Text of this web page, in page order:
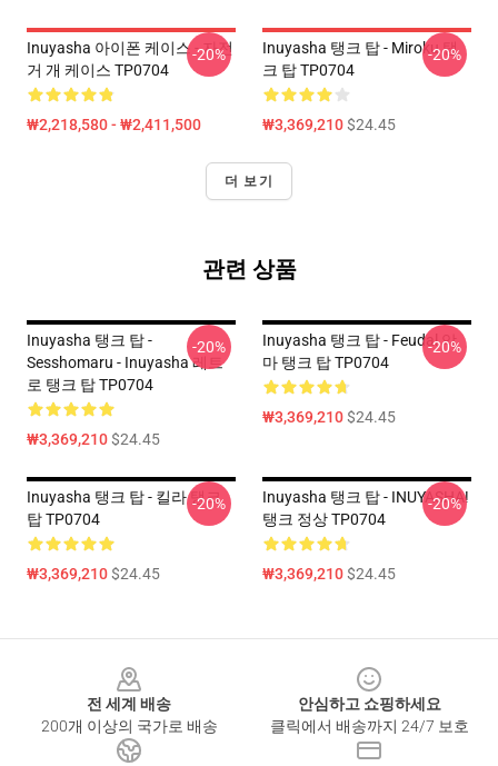
Inuyasha 아이폰 케이스 - 자전
거 개 케이스 TP0704
₩2,218,580 - ₩2,411,500
-20%
Inuyasha 탱크 탑 - Miroku 탱
크 탑 TP0704
₩3,369,210$24.45
-20%
더 보기
관련 상품
Inuyasha 탱크 탑 -
Sesshomaru - Inuyasha 레트
로 탱크 탑 TP0704
₩3,369,210$24.45
-20%
Inuyasha 탱크 탑 - Feudal 악
마 탱크 탑 TP0704
₩3,369,210$24.45
-20%
Inuyasha 탱크 탑 - 킬라 탱크
탑 TP0704
₩3,369,210$24.45
-20%
Inuyasha 탱크 탑 - INUYASHA!
탱크 정상 TP0704
₩3,369,210$24.45
-20%
전 세계 배송
200개 이상의 국가로 배송
안심하고 쇼핑하세요
클릭에서 배송까지 24/7 보호